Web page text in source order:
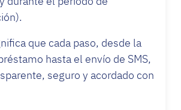
que cada paso, desde la
hasta el envío de SMS,
seguro y acordado con